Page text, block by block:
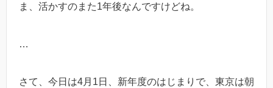
ま、活かすのまた1年後なんですけどね。
…
さて、今日は4月1日、新年度のはじまりで、東京は朝